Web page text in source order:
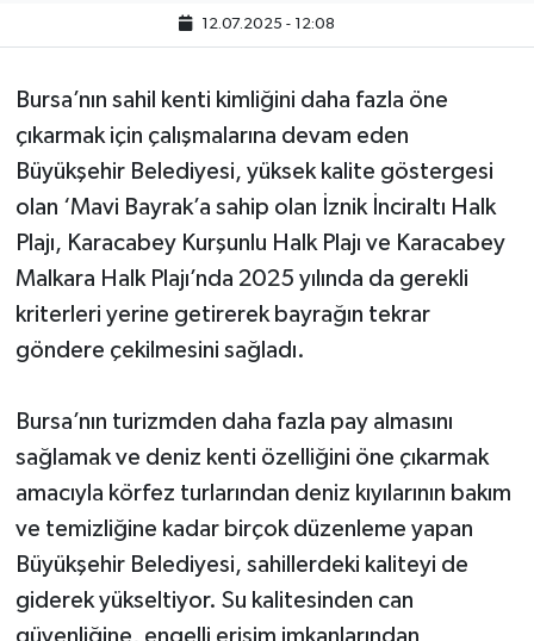
12.07.2025 - 12:08
Bursa’nın sahil kenti kimliğini daha fazla öne
çıkarmak için çalışmalarına devam eden
Büyükşehir Belediyesi, yüksek kalite göstergesi
olan ‘Mavi Bayrak’a sahip olan İznik İnciraltı Halk
Plajı, Karacabey Kurşunlu Halk Plajı ve Karacabey
Malkara Halk Plajı’nda 2025 yılında da gerekli
kriterleri yerine getirerek bayrağın tekrar
göndere çekilmesini sağladı.
Bursa’nın turizmden daha fazla pay almasını
sağlamak ve deniz kenti özelliğini öne çıkarmak
amacıyla körfez turlarından deniz kıyılarının bakım
ve temizliğine kadar birçok düzenleme yapan
Büyükşehir Belediyesi, sahillerdeki kaliteyi de
giderek yükseltiyor. Su kalitesinden can